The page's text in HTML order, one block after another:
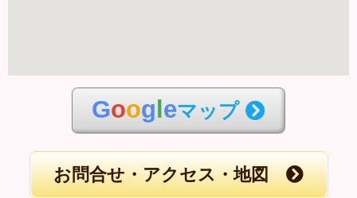
Goog eマップ
お問合せ・アクセス・地図